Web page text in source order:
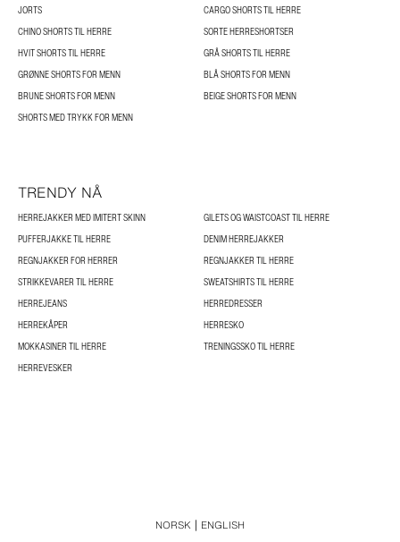
JORTS
CARGO SHORTS TIL HERRE
CHINO SHORTS TIL HERRE
SORTE HERRESHORTSER
HVIT SHORTS TIL HERRE
GRÅ SHORTS TIL HERRE
GRØNNE SHORTS FOR MENN
BLÅ SHORTS FOR MENN
BRUNE SHORTS FOR MENN
BEIGE SHORTS FOR MENN
SHORTS MED TRYKK FOR MENN
TRENDY NÅ
HERREJAKKER MED IMITERT SKINN
GILETS OG WAISTCOAST TIL HERRE
PUFFERJAKKE TIL HERRE
DENIM HERREJAKKER
REGNJAKKER FOR HERRER
REGNJAKKER TIL HERRE
STRIKKEVARER TIL HERRE
SWEATSHIRTS TIL HERRE
HERREJEANS
HERREDRESSER
HERREKÅPER
HERRESKO
MOKKASINER TIL HERRE
TRENINGSSKO TIL HERRE
HERREVESKER
NORSK ENGLISH